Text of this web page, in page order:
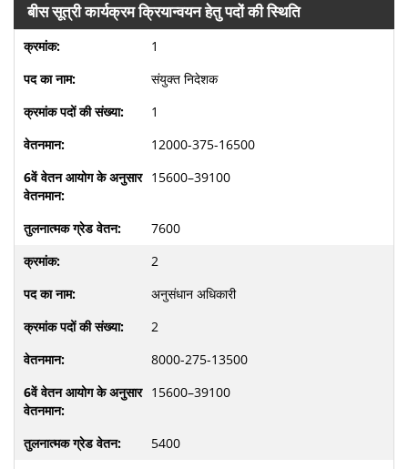
बीस सूत्री कार्यक्रम क्रियान्वयन हेतु पदों की स्थिति
1
संयुक्त निदेशक
1
12000-375-16500
15600–39100
7600
2
अनुसंधान अधिकारी
2
8000-275-13500
15600–39100
5400